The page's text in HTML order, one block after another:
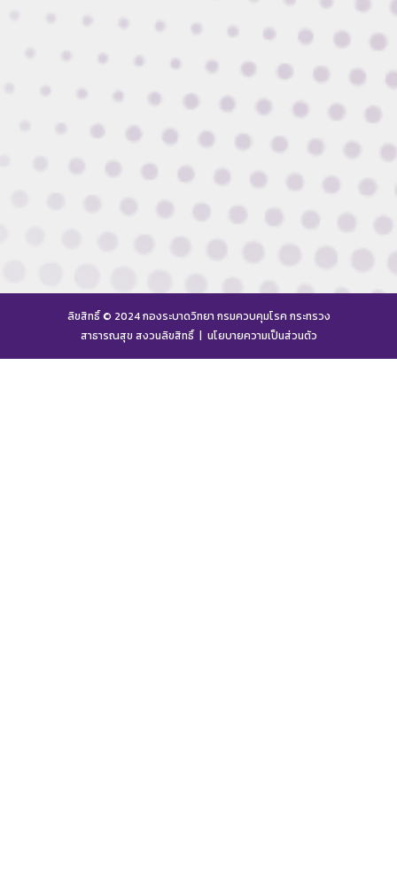
ลิขสิทธิ์ © 2024 กองระบาดวิทยา กรมควบคุมโรค กระทรวง
สาธารณสุข สงวนลิขสิทธิ์ | นโยบายความเป็นส่วนตัว